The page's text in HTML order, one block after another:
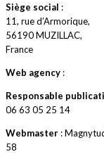
Siège social :
11, rue d’Armorique,
56190 MUZILLAC,
France
Web agency :
Responsable
06 63 05 25 14
Webmaster :
58